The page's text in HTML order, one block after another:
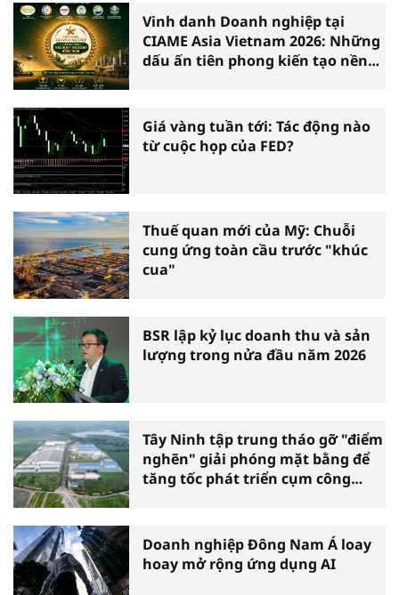
Vinh danh Doanh nghiệp tại
CIAME Asia Vietnam 2026: Những
dấu ấn tiên phong kiến tạo nền
Giá vàng tuần tới: Tác động nào
từ cuộc họp của FED?
Thuế quan mới của Mỹ: Chuỗi
cung ứng toàn cầu trước "khúc
cua"
BSR lập kỷ lục doanh thu và sản
lượng trong nửa đầu năm 2026
Tây Ninh tập trung tháo gỡ "điểm
nghẽn" giải phóng mặt bằng để
tăng tốc phát triển cụm công
Doanh nghiệp Đông Nam Á loay
hoay mở rộng ứng dụng AI